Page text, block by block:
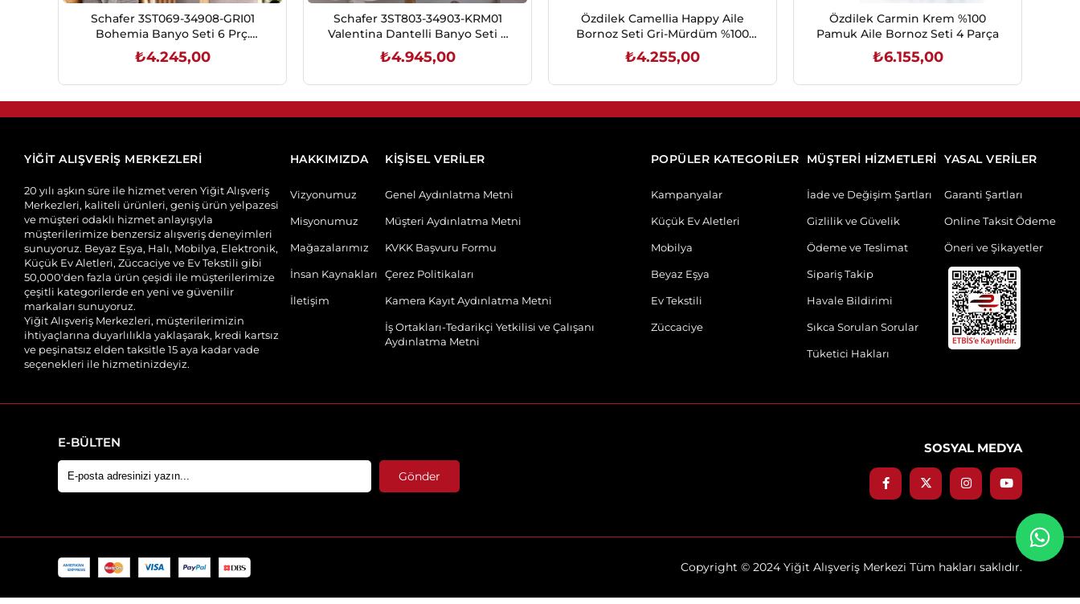
Schafer 3ST069-34908-GRI01
Bohemia Banyo Seti 6 Prç.
Gri/Pudra
₺4.245,00
Schafer 3ST803-34903-KRM01
Valentina Dantelli Banyo Seti 9
Prç. Krem/Bej
₺4.945,00
Özdilek Camellia Happy Aile
Bornoz Seti Gri-Mürdüm %100
Pamuk
₺4.255,00
Özdilek Carmin Krem %100
Pamuk Aile Bornoz Seti 4 Parça
₺6.155,00
YİĞİT ALIŞVERİŞ MERKEZLERİ
20 yılı aşkın süre ile hizmet veren Yiğit Alışveriş
Merkezleri, kaliteli ürünleri, geniş ürün yelpazesi
ve müşteri odaklı hizmet anlayışıyla
müşterilerimize benzersiz alışveriş deneyimleri
sunuyoruz. Beyaz Eşya, Halı, Mobilya, Elektronik,
Küçük Ev Aletleri, Züccaciye ve Ev Tekstili gibi
50,000'den fazla ürün çeşidi ile müşterilerimize
çeşitli kategorilerde en yeni ve güvenilir
markaları sunuyoruz.
Yiğit Alışveriş Merkezleri, müşterilerimizin
ihtiyaçlarına duyarlılıkla yaklaşarak, kredi kartsız
ve peşinatsız elden taksitle 15 aya kadar vade
seçenekleri ile hizmetinizdeyiz.
HAKKIMIZDA
Vizyonumuz
Misyonumuz
Mağazalarımız
İnsan Kaynakları
İletişim
KİŞİSEL VERİLER
Genel Aydınlatma Metni
Müşteri Aydınlatma Metni
KVKK Başvuru Formu
Çerez Politikaları
Kamera Kayıt Aydınlatma Metni
İş Ortakları-Tedarikçi Yetkilisi ve Çalışanı
Aydınlatma Metni
POPÜLER KATEGORİLER
Kampanyalar
Küçük Ev Aletleri
Mobilya
Beyaz Eşya
Ev Tekstili
Züccaciye
MÜŞTERİ HİZMETLERİ
İade ve Değişim Şartları
Gizlilik ve Güvelik
Ödeme ve Teslimat
Sipariş Takip
Havale Bildirimi
Sıkca Sorulan Sorular
Tüketici Hakları
YASAL VERİLER
Garanti Şartları
Online Taksit Ödeme
Öneri ve Şikayetler
E-BÜLTEN
Gönder
SOSYAL MEDYA
Copyright © 2024 Yiğit Alışveriş Merkezi Tüm hakları saklıdır.